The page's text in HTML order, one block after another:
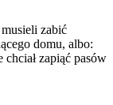
zabić
domu, albo:
zapiąć pasów